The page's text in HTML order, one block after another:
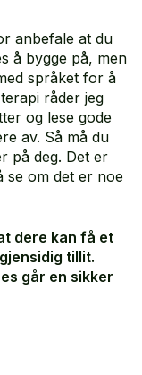
anbefale at du
å bygge på, men
språket for å
råder jeg
og lese gode
av. Så må du
på deg. Det er
se om det er noe
dere kan få et
tillit.
går en sikker